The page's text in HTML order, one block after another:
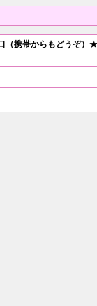
（携帯からもどうぞ）★